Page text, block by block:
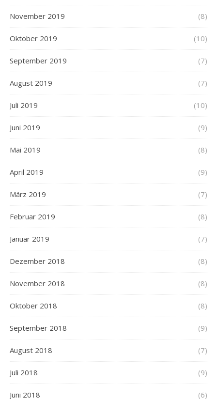
November 2019 (8)
Oktober 2019 (10)
September 2019 (7)
August 2019 (7)
Juli 2019 (10)
Juni 2019 (9)
Mai 2019 (8)
April 2019 (9)
März 2019 (7)
Februar 2019 (8)
Januar 2019 (7)
Dezember 2018 (8)
November 2018 (8)
Oktober 2018 (8)
September 2018 (9)
August 2018 (7)
Juli 2018 (9)
Juni 2018 (6)